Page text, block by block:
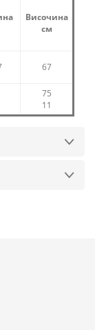
Височина
см
67
75
11